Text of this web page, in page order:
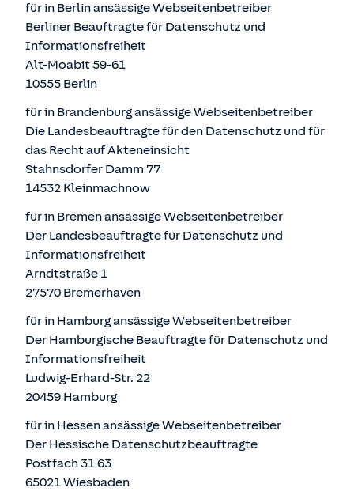
für in Berlin ansässige Webseitenbetreiber
Berliner Beauftragte für Datenschutz und
Informationsfreiheit
Alt-Moabit 59-61
10555 Berlin
für in Brandenburg ansässige Webseitenbetreiber
Die Landesbeauftragte für den Datenschutz und für
das Recht auf Akteneinsicht
Stahnsdorfer Damm 77
14532 Kleinmachnow
für in Bremen ansässige Webseitenbetreiber
Der Landesbeauftragte für Datenschutz und
Informationsfreiheit
Arndtstraße 1
27570 Bremerhaven
für in Hamburg ansässige Webseitenbetreiber
Der Hamburgische Beauftragte für Datenschutz und
Informationsfreiheit
Ludwig-Erhard-Str. 22
20459 Hamburg
für in Hessen ansässige Webseitenbetreiber
Der Hessische Datenschutzbeauftragte
Postfach 31 63
65021 Wiesbaden